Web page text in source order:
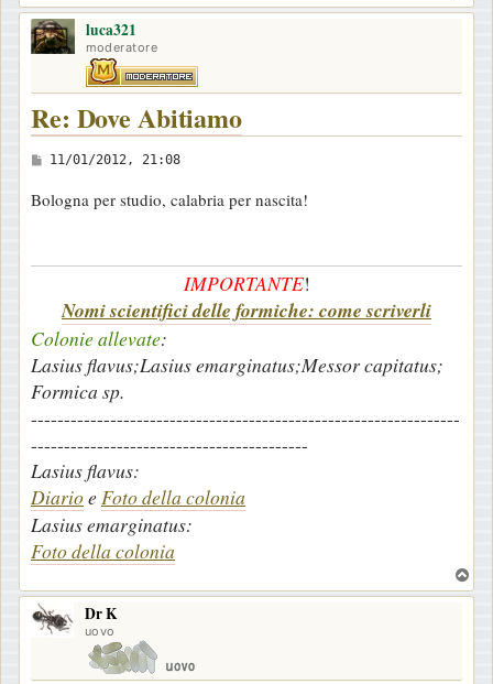
o
luca321
moderatore
Re: Dove Abitiamo
M
s
a
i
o
11/01/2012, 21:08
Bologna per studio, calabria per nascita!
IMPORTANTE!
Nomi scientifici delle formiche: come scriverli
Colonie allevate:
Lasius flavus;Lasius emarginatus;Messor capitatus;
Formica sp.
-----------------------------------------------------------------
------------------------------------------
Lasius flavus:
DiarioeFoto della colonia
Lasius emarginatus:
Foto della colonia
o
Dr K
uovo